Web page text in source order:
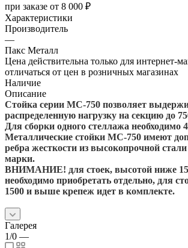
при заказе от 8 000 ₽
Характеристики
Производитель
—
Пакс Металл
Цена действительна только для интернет-
отличаться от цен в розничных магазинах
Наличие
Описание
Стойка серии МС-750 позволяет
распределенную нагрузку на секцию до
Для сборки одного стеллажа необходимо
Металлические стойки МС-750 имеют
ребра жесткости из высокопрочной
марки.
ВНИМАНИЕ! для стоек, высотой ниже
необходимо приобретать отдельно, для
1500 и выше крепеж идет в комплекте.
Галерея
1/0 —